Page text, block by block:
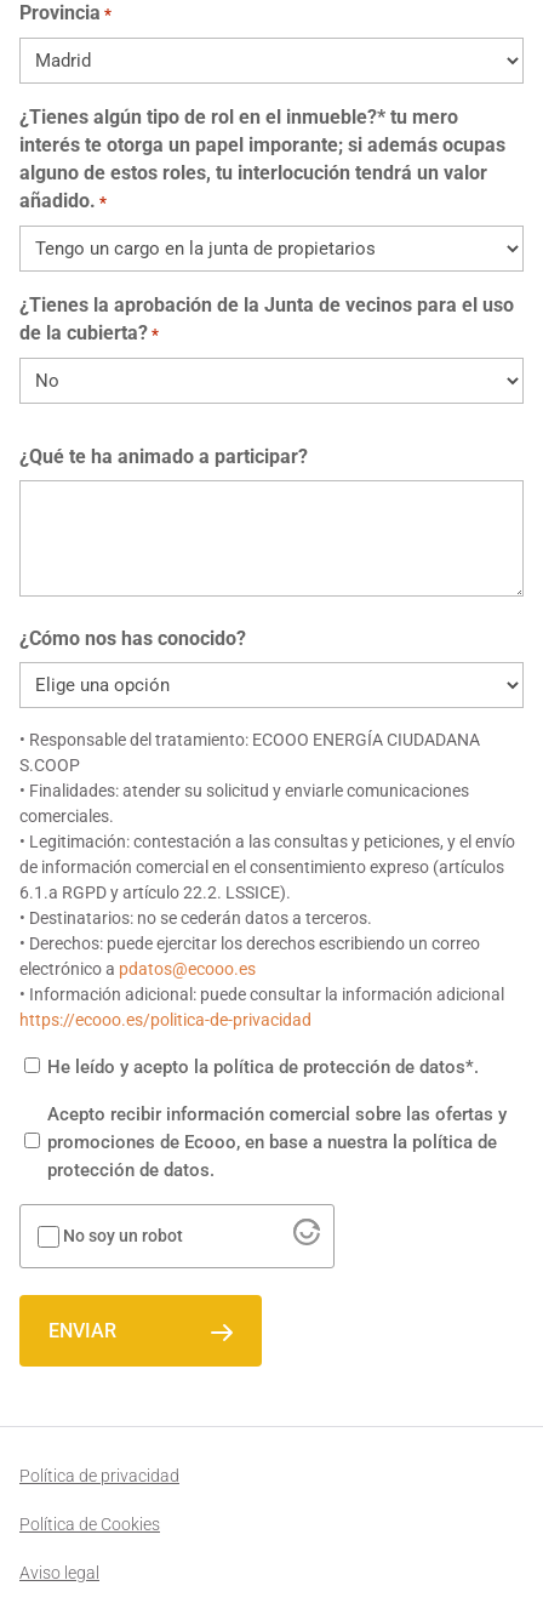
Provincia *
¿Tienes algún tipo de rol en el inmueble?* tu mero
interés te otorga un papel imporante; si además ocupas
alguno de estos roles, tu interlocución tendrá un valor
añadido. *
¿Tienes la aprobación de la Junta de vecinos para el uso
de la cubierta? *
¿Qué te ha animado a participar?
¿Cómo nos has conocido?
• Responsable del tratamiento: ECOOO ENERGÍA CIUDADANA
S.COOP
• Finalidades: atender su solicitud y enviarle comunicaciones
comerciales.
• Legitimación: contestación a las consultas y peticiones, y el envío
de información comercial en el consentimiento expreso (artículos
6.1.a RGPD y artículo 22.2. LSSICE).
• Destinatarios: no se cederán datos a terceros.
• Derechos: puede ejercitar los derechos escribiendo un correo
electrónico a pdatos@ecooo.es
• Información adicional: puede consultar la información adicional
https://ecooo.es/politica-de-privacidad
Términos
He leído y acepto la política de protección de datos*.
Comercial
Acepto recibir información comercial sobre las ofertas y
promociones de Ecooo, en base a nuestra la política de
protección de datos.
nombreNo soy un robot
ENVIAR
Política de privacidad
Política de Cookies
Aviso legal